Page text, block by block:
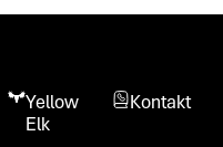
Yellow
Elk
Kontakt